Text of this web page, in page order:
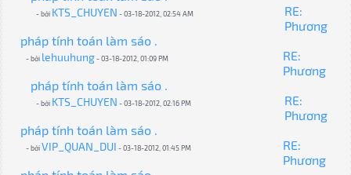
- bởi KTS_CHUYEN - 03-18-2012, 02:54 AM
RE:
Phương
pháp tính toán làm sáo .
- bởi lehuuhung- 03-18-2012, 01:09 PM
RE:
Phương
pháp tính toán làm sáo .
- bởi KTS_CHUYEN - 03-18-2012, 02:16 PM
RE:
Phương
pháp tính toán làm sáo .
- bởiVIP_QUAN_DUI - 03-18-2012, 01:45 PM
RE:
Phương